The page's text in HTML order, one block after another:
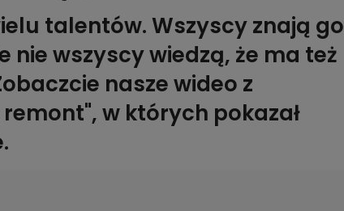
talentów. Wszyscy znają go
wszyscy wiedzą, że ma też
nasze wideo z
w których pokazał